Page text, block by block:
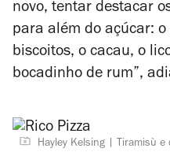
novo, tentar destacar
para além do açúcar:
biscoitos, o cacau, o
bocadinho de rum”,
Hayley Kelsing Tiramisù e